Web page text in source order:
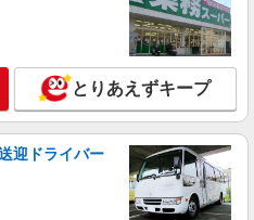
とりあえずキープ
迎ドライバー